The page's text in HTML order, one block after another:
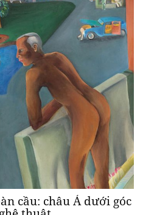
Á đầu tiên mua siêu
Chiron
/ Automobiles
đầu tiên của chiếc Chiron tới